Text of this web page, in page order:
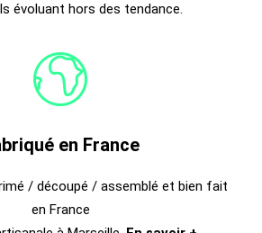
évoluant hors des tendance.
en France
/ découpé / assemblé et bien fait
en France